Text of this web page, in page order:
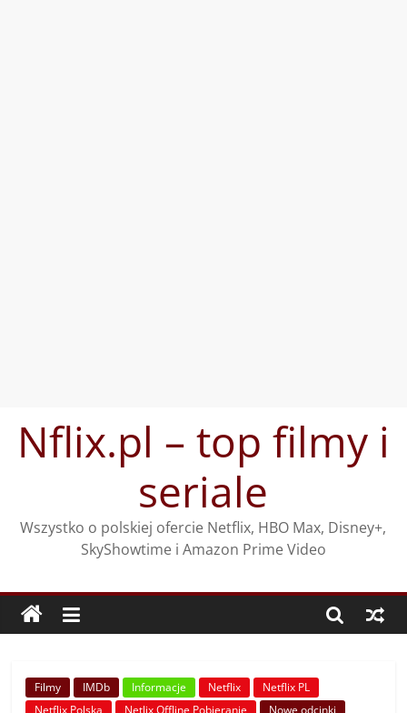
treściNflix.pl – top filmy i
seriale
Wszystko o polskiej ofercie Netflix, HBO Max, Disney+,
SkyShowtime i Amazon Prime Video
Filmy IMDb Informacje Netflix
Netflix PL